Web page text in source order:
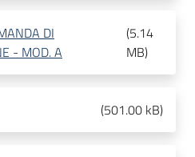
DI
- MOD. A
(5.14
MB)
(501.00 kB)